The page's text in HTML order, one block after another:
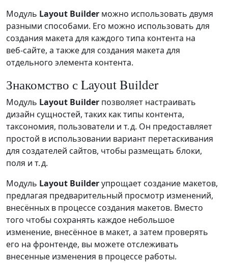
Модуль Layout Builder можно использовать двумя
разными способами. Его можно использовать для
создания макета для каждого типа контента на
веб‑сайте, а также для создания макета для
отдельного элемента контента.
Знакомство с Layout Builder
Модуль Layout Builder позволяет настраивать
дизайн сущностей, таких как типы контента,
таксономия, пользователи и т. д. Он предоставляет
простой в использовании вариант перетаскивания
для создателей сайтов, чтобы размещать блоки,
поля и т. д.
Модуль Layout Builderупрощает создание макетов,
предлагая предварительный просмотр изменений,
внесённых в процессе создания макетов. Вместо
того чтобы сохранять каждое небольшое
изменение, внесённое в макет, а затем проверять
его на фронтенде, вы можете отслеживать
внесенные изменения в процессе работы.